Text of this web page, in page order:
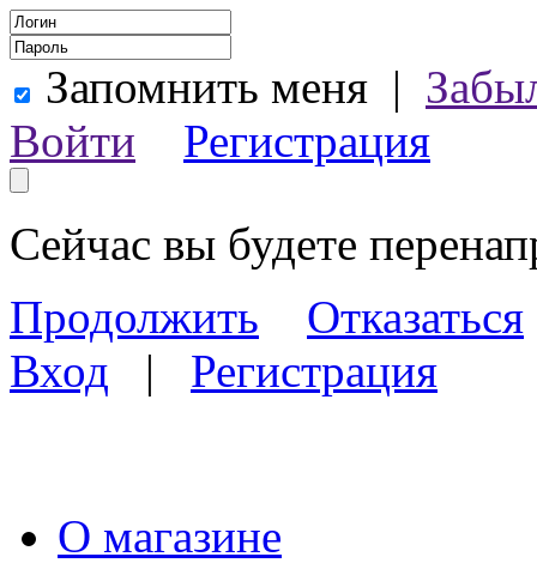
Запомнить меня |
Войти
Регистрация
Сейчас вы будете
Продолжить
Отказаться
Вход | Регистрация
О магазине